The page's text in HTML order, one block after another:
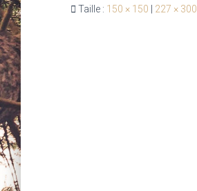
Taille : 150 × 150 227 × 300